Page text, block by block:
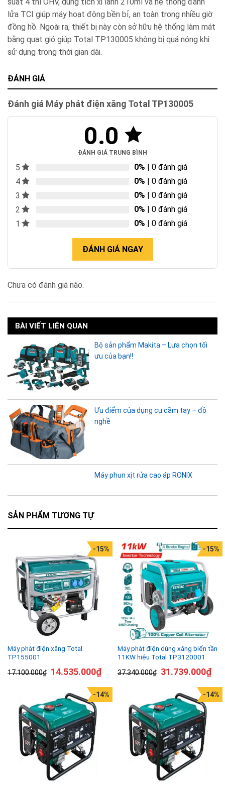
suất 4 thì OHV, dung tích xi lanh 210ml và hệ thống đánh
lửa TCI giúp máy hoạt động bền bỉ, an toàn trong nhiều giờ
đồng hồ. Ngoài ra, thiết bị này còn sở hữu hệ thống làm mát
bằng quạt gió giúp Total TP130005 không bị quá nóng khi
sử dụng trong thời gian dài.
ĐÁNH GIÁ
Đánh giá Máy phát điện xăng Total TP130005
0.0
ĐÁNH GIÁ TRUNG BÌNH
5 0% | 0 đánh giá
4
0% | 0 đánh giá
3
0% | 0 đánh giá
2
0% | 0 đánh giá
1
0% | 0 đánh giá
ĐÁNH GIÁ NGAY
Chưa có đánh giá nào.
BÀI VIẾT LIÊN QUAN
Bộ sản phẩm Makita – Lựa chọn tối
ưu của bạn!!
Ưu điểm của dụng cụ cầm tay – đồ
nghề
Máy phun xịt rửa cao áp RONIX
SẢN PHẨM TƯƠNG TỰ
Máy phát điện xăng Total
TP155001
17.100.000₫
-15%
14.535.000₫
Máy phát điện dùng xăng biến tần
11KW hiệu Total TP3120001
37.340.000₫
-15%
31.739.000₫
-14% -14%